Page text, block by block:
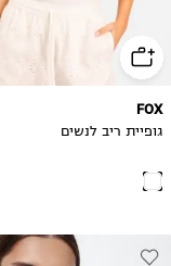
FOX
גופיית ריב לנשים